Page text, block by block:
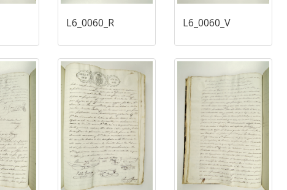
L6_0060_R L6_0060_V